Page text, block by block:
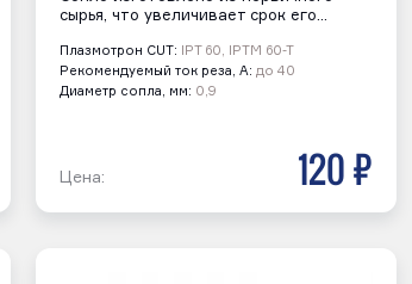
сырья, что увеличивает срок его…
Плазмотрон CUT: IPT 60, IPTM 60-T
Рекомендуемый ток реза, А: до 40
Диаметр сопла, мм: 0,9
Цена: 120 р